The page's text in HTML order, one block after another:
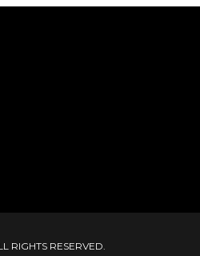
RIGHTS RESERVED.